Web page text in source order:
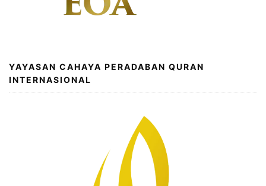
YAYASAN CAHAYA PERADABAN QURAN
INTERNASIONAL